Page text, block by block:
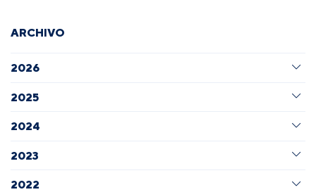
ARCHIVO
2026
2025
2024
2023
2022